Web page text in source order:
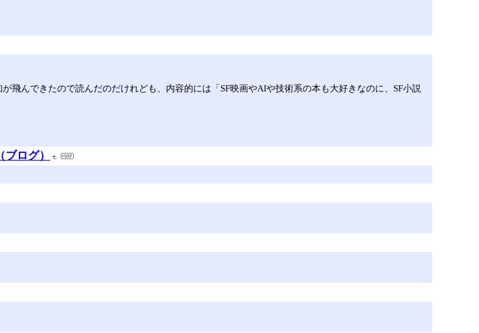
飛んできたので読んだのだけれども、内容的には「SF映画やAIや技術系の本も大好きなのに、SF小説
ログ）